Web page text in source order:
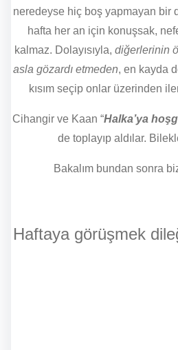
neredeyse hiç boş yapmayan bir
hafta her an için konuşsak,
kalmaz. Dolayısıyla, diğerlerinin
asla gözardı etmeden, en kayda
kısım seçip onlar üzerinden
Cihangir ve Kaan “Halka’ya
de toplayıp aldılar.
Bakalım bundan sonra
Haftaya görüşmek